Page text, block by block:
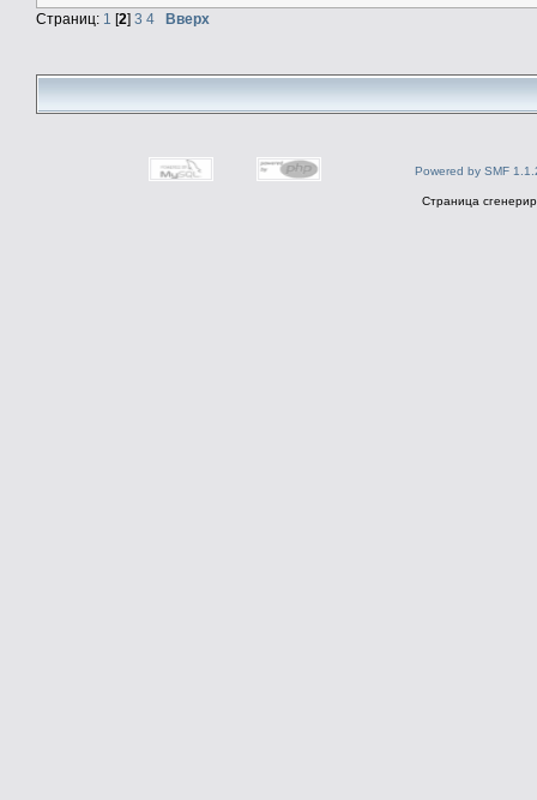
Страниц: 1 [2] 3 4 Вверх
Powered by SMF
Страница